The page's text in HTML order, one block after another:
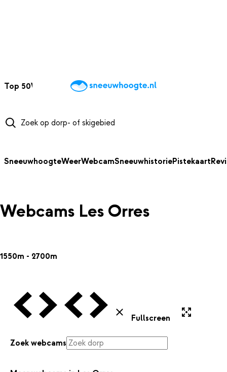
Top 50Webcams WintersportweerKaarten
SneeuwhoogteWeerWebcamSneeuwhistoriePistekaart
Webcams Les Orres
1550m - 2700m
Vorige Webcam
Volgende Webcam
Vorige Webcam
Volgende Webcam
Sluiten
Fullscreen
Zoek webcams